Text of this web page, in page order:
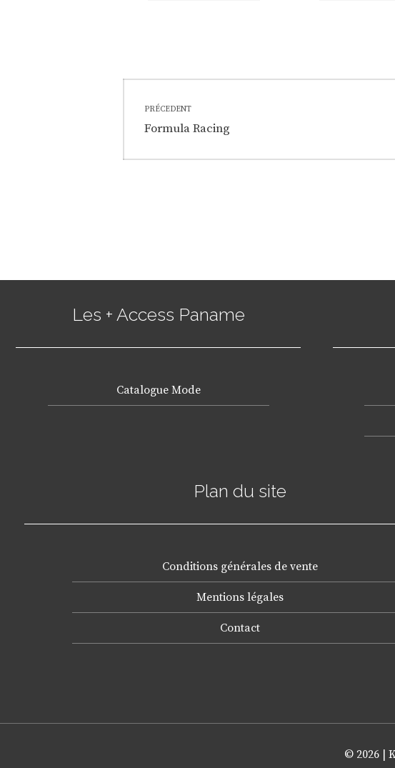
Navigation
de
PRÉCEDENT
Previous
Formula Racing
Les + Access Paname
Catalogue Mode
Plan du site
Conditions générales de vente
Mentions légales
Contact
© 2026 |